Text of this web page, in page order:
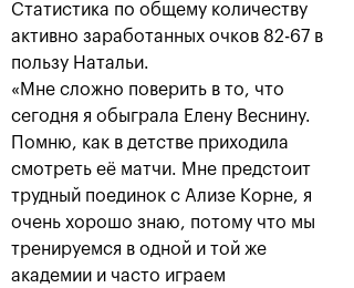
Аслан Карацев: «Моя цель —
попасть на Итоговый турнир
Статистика по общему количеству
активно заработанных очков 82-67 в
пользу Натальи.
«Мне сложно поверить в то, что
сегодня я обыграла Елену Веснину.
Помню, как в детстве приходила
смотреть её матчи. Мне предстоит
трудный поединок с Ализе Корне, я
очень хорошо знаю, потому что мы
тренируемся в одной и той же
академии и часто играем